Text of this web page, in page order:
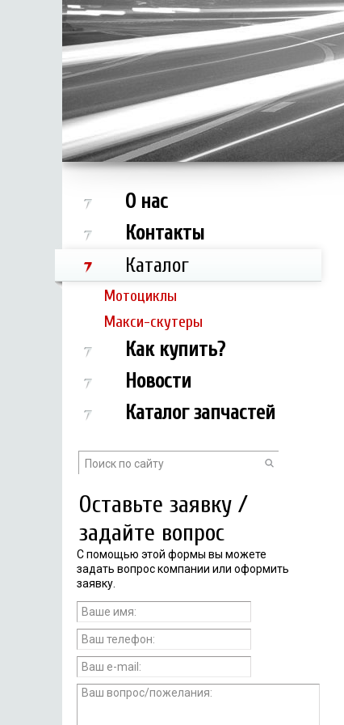
О нас
Контакты
Каталог
Мотоциклы
Макси-скутеры
Как купить?
Новости
Каталог запчастей
Оставьте заявку /
задайте вопрос
С помощью этой формы вы можете
задать вопрос компании или оформить
заявку.